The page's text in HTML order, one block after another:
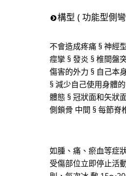
構型 ( 功能型側
不會造成疼痛 § 神經
痙攣 § 發炎 § 椎間盤
傷害的外力 § 自己本
§ 減少自己使用身體
體態 § 冠狀面和矢狀
側鎖骨 中間 § 每節脊
如腫、痛、瘀血等症
受傷部位立即停止活